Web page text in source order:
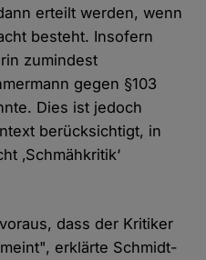
erteilt werden, wenn
besteht. Insofern
zumindest
gegen §103
Dies ist jedoch
berücksichtigt, in
‚Schmähkritik‘
dass der Kritiker
erklärte Schmidt-